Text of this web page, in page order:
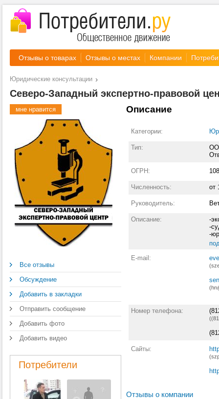
Отзывы о товарах Отзывы о местах Компании
Юридические консультации
Северо-Западный экспертно-правовой
мне нравится
Все отзывы
Обсуждение
Добавить в закладки
Отправить сообщение
Добавить фото
Добавить видео
Потребители
Описание
Категории:
Тип:
ОГРН:
Численность: от
Руководитель:
Описание:
-
-
-
E-mail:
Номер телефона:
Сайты:
Отзывы о компании